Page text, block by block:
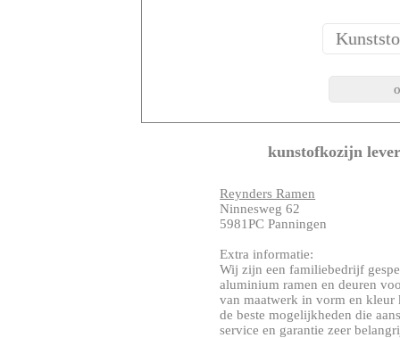
kunstofkozijn
Reynders Ramen
Ninnesweg 62
5981PC Panningen
Extra informatie:
Wij zijn een familiebedrijf
aluminium ramen en deuren
van maatwerk in vorm en kleur
de beste mogelijkheden die
service en garantie zeer